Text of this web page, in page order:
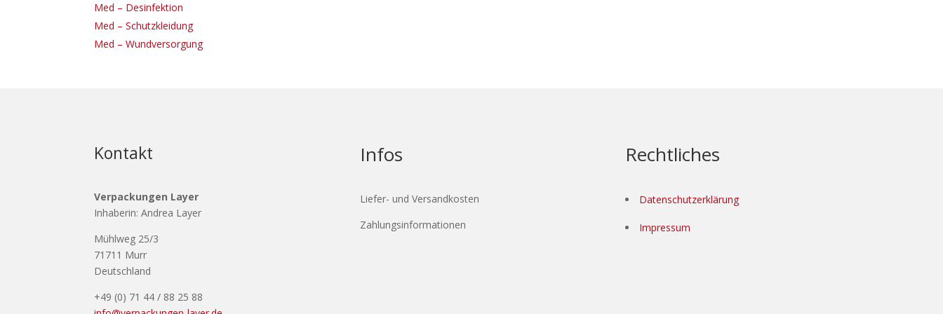
Med – Desinfektion
Med – Schutzkleidung
Med – Wundversorgung
Kontakt
Verpackungen Layer
Inhaberin: Andrea Layer
Mühlweg 25/3
71711 Murr
Deutschland
+49 (0) 71 44 / 88 25 88
Infos
Liefer- und Versandkosten
Zahlungsinformationen
Rechtliches
Datenschutzerklärung
Impressum